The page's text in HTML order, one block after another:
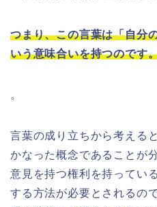
つまり、この言葉は「自分
いう意味合いを持つのです
。
言葉の成り立ちから考える
かなった概念であることが
意見を持つ権利を持ってい
する方法が必要とされるの